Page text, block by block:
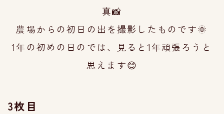
真📸
農場からの初日の出を撮影したものです🌞
1年の初めの日のでは、
見ると1年頑張ろうと
思え ます😊
3枚目